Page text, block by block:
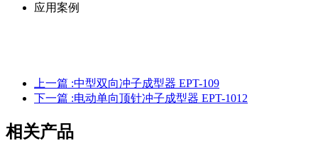
应用案例
上一篇 :中型双向冲子成型器 EPT-109
下一篇 :电动单向顶针冲子成型器 EPT-1012
相关产品